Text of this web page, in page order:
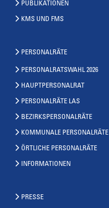
PUBLIKATIONEN
KMS UND FMS
PERSONALRÄTE
PERSONALRATSWAHL 2026
HAUPTPERSONALRAT
PERSONALRÄTE LAS
BEZIRKSPERSONALRÄTE
KOMMUNALE PERSONALRÄTE
ÖRTLICHE PERSONALRÄTE
INFORMATIONEN
PRESSE